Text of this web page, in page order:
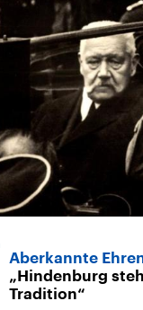
Aberkannte
„Hindenburg
Tradition“